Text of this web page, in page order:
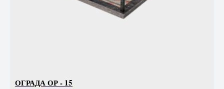
ОГРАДА ОР - 15